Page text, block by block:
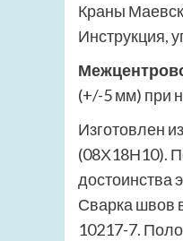
Краны
Инструкция,
(+/-5 мм) при
Изготовлен
(08Х18Н10).
достоинства
Сварка швов
10217-7.